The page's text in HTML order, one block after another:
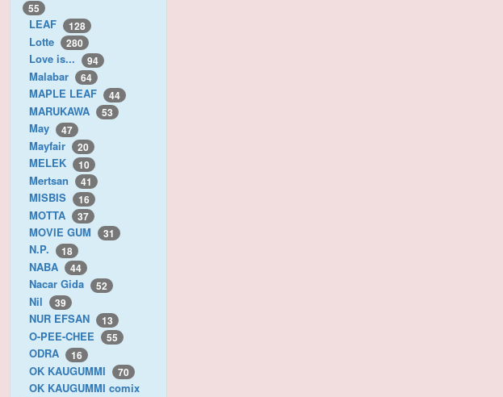
55
LEAF 128
Lotte 280
Love is... 94
Malabar 64
MAPLE LEAF 44
MARUKAWA 53
May 47
Mayfair 20
MELEK 10
Mertsan 41
MISBIS 16
MOTTA 37
MOVIE GUM 31
N.P. 18
NABA 44
Nacar Gida 52
Nil 39
NUR EFSAN 13
O-PEE-CHEE 55
ODRA 16
OK KAUGUMMI 70
OK KAUGUMMI comix